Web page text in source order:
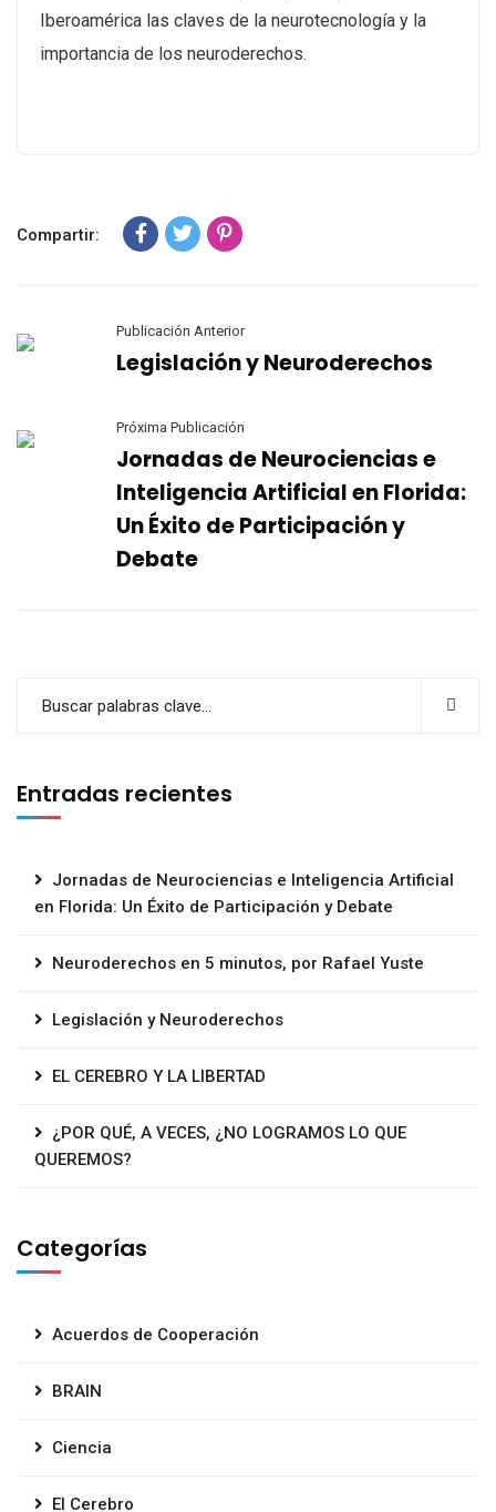
Iberoamérica las claves de la neurotecnología y la
importancia de los neuroderechos.
Compartir:
Publicación Anterior
Legislación y Neuroderechos
Próxima Publicación
Jornadas de Neurociencias e
Inteligencia Artificial en Florida:
Un Éxito de Participación y
Debate
Entradas recientes
Jornadas de Neurociencias e Inteligencia Artificial
en Florida: Un Éxito de Participación y Debate
Neuroderechos en 5 minutos, por Rafael Yuste
Legislación y Neuroderechos
EL CEREBRO Y LA LIBERTAD
¿POR QUÉ, A VECES, ¿NO LOGRAMOS LO QUE
QUEREMOS?
Categorías
Acuerdos de Cooperación
BRAIN
Ciencia
El Cerebro